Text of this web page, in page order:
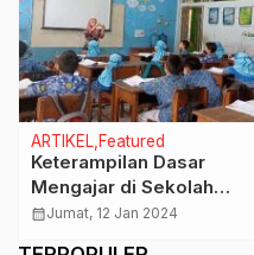
ARTIKEL Featured
Keterampilan Dasar
Mengajar di Sekolah
Dasar
calendar_monthJumat, 12 Jan 2024